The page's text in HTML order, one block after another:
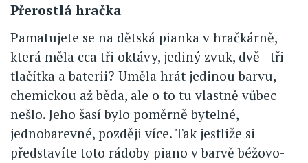
Přerostlá hračka
Pamatujete se na dětská pianka v hračkárně,
která měla cca tři oktávy, jediný zvuk, dvě - tři
tlačítka a baterii? Uměla hrát jedinou barvu,
chemickou až běda, ale o to tu vlastně vůbec
nešlo. Jeho šasí bylo poměrně bytelné,
jednobarevné, později více. Tak jestliže si
představíte toto rádoby piano v barvě béžovo-